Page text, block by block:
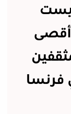
ليست
فرنسا